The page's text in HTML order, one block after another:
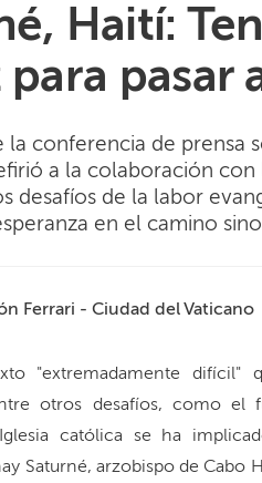
Haití:
para pasar
la conferencia de prensa
a la colaboración
desafíos de la labor
en el camino
Ferrari - Ciudad del Vaticano
"extremadamente difícil"
otros desafíos, como el
Iglesia católica se ha
Saturné, arzobispo de Cabo